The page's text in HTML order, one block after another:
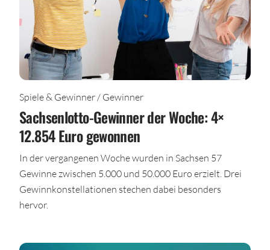
Spiele & Gewinner / Gewinner
Sachsenlotto-Gewinner der Woche: 4×
12.854 Euro gewonnen
In der vergangenen Woche wurden in Sachsen 57
Gewinne zwischen 5.000 und 50.000 Euro erzielt. Drei
Gewinnkonstellationen stechen dabei besonders
hervor.